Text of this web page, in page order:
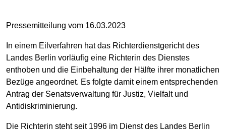
Pressemitteilung vom 16.03.2023
In einem Eilverfahren hat das Richterdienstgericht des
Landes Berlin vorläufig eine Richterin des Dienstes
enthoben und die Einbehaltung der Hälfte ihrer monatlichen
Bezüge angeordnet. Es folgte damit einem entsprechenden
Antrag der Senatsverwaltung für Justiz, Vielfalt und
Antidiskriminierung.
Die Richterin steht seit 1996 im Dienst des Landes Berlin